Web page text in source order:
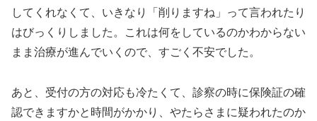
してくれなくて、いきなり「削りますね」って言われたり
はびっくりしました。これは何をしているのかわからない
まま治療が進んでいくので、すごく不安でした。
あと、受付の方の対応も冷たくて、診察の時に保険証の確
認できますかと時間がかかり、やたらさまに疑われたのか